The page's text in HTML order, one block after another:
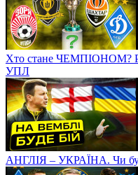
Хто стане ЧЕМПІОНОМ?
УПЛ
АНГЛІЯ – УКРАЇНА. Чи